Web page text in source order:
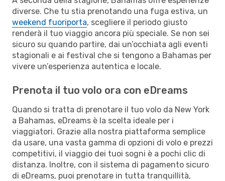
diverse. Che tu stia prenotando una fuga estiva, un
weekend fuoriporta, scegliere il periodo giusto
renderà il tuo viaggio ancora più speciale. Se non sei
sicuro su quando partire, dai un’occhiata agli eventi
stagionali e ai festival che si tengono a Bahamas per
vivere un’esperienza autentica e locale.
Prenota il tuo volo ora con eDreams
Quando si tratta di prenotare il tuo volo da New York
a Bahamas, eDreams è la scelta ideale per i
viaggiatori. Grazie alla nostra piattaforma semplice
da usare, una vasta gamma di opzioni di volo e prezzi
competitivi, il viaggio dei tuoi sogni è a pochi clic di
distanza. Inoltre, con il sistema di pagamento sicuro
di eDreams, puoi prenotare in tutta tranquillità,